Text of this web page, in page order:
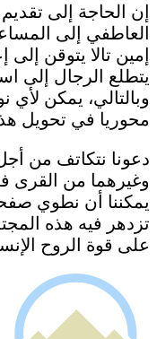
إن الحاجة إلى
العاطفي إلى
إمين تالا يتوقن إلى
يتطلع الرجال إلى
وبالتالي، يمكن لأي
محوريا في تحويل
دعونا نتكاتف من
وغيرهما من القرى
يمكننا أن نطوي
تزدهر فيه هذه
على قوة الروح